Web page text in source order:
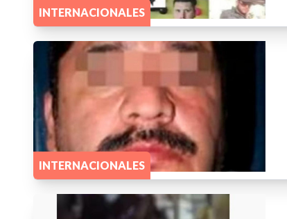
INTERNACIONALES
INTERNACIONALES